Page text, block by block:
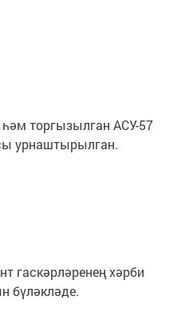
торгызылган АСУ-57
урнаштырылган.
гаскәрләренең хәрби
бүләкләде.